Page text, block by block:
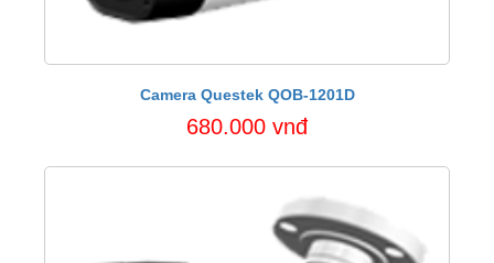
Camera Questek QOB-1201D
680.000 vnđ